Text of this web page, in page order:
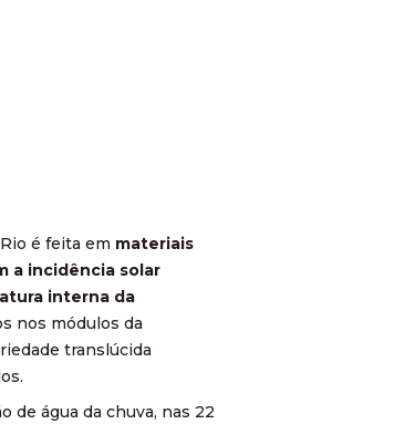
é feita em materiais
a incidência solar
interna da
nos módulos da
translúcida
de água da chuva, nas 22